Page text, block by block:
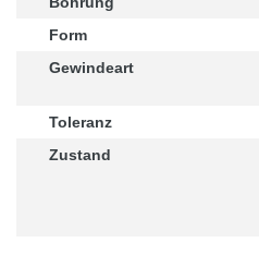
Form
Gewindeart
Toleranz
Zustand